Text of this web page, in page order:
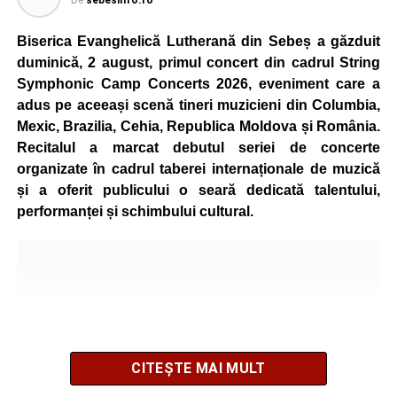
de vârstă, astfel încât competiția să fie accesibilă atât
celor aflați la început de drum, cât și celor cu experiență în
mountain bike. La finalul întrecerii, cei mai bine clasați
concurenți vor fi recompensați cu premii în bani și premii
oferite de partenerii evenimentului.
Înaintea zilei de concurs, participanții își vor putea ridica
vor putea înscrie direct la competiție în cadrul Punctului
Oficial de Înscrieri și Informații (Race Office), care va
funcționa după următorul program:
Roșie, unde vor avea loc și antrenamente libere pe
traseul de concurs.
Biserica Evanghelică Lutherană din Sebeș a găzduit
duminică, 2 august, primul concert din cadrul String
Symphonic Camp Concerts 2026, eveniment care a
adus pe aceeași scenă tineri muzicieni din Columbia,
Mexic, Brazilia, Cehia, Republica Moldova și România.
Recitalul a marcat debutul seriei de concerte
organizate în cadrul taberei internaționale de muzică
și a oferit publicului o seară dedicată talentului,
performanței și schimbului cultural.
CITEȘTE MAI MULT